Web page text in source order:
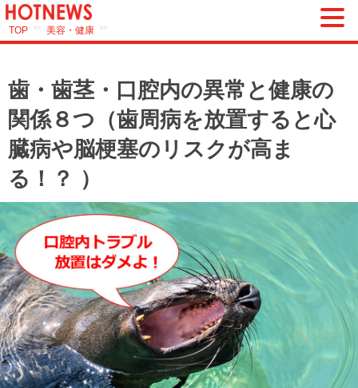
TOP >> 美容・健康 >>
歯・歯茎・口腔内の異常と健康の
関係８つ（歯周病を放置すると心
臓病や脳梗塞のリスクが高ま
る！？ ）